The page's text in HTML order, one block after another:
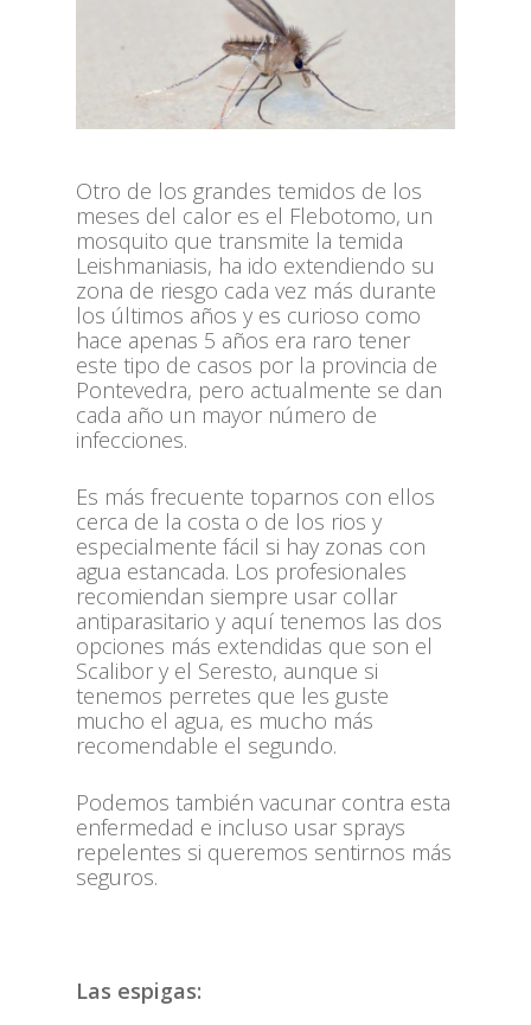
Otro de los grandes temidos de los
meses del calor es el Flebotomo, un
mosquito que transmite la temida
Leishmaniasis, ha ido extendiendo su
zona de riesgo cada vez más durante
los últimos años y es curioso como
hace apenas 5 años era raro tener
este tipo de casos por la provincia de
Pontevedra, pero actualmente se dan
cada año un mayor número de
infecciones.
Es más frecuente toparnos con ellos
cerca de la costa o de los rios y
especialmente fácil si hay zonas con
agua estancada. Los profesionales
recomiendan siempre usar collar
antiparasitario y aquí tenemos las dos
opciones más extendidas que son el
Scalibor y el Seresto, aunque si
tenemos perretes que les guste
mucho el agua, es mucho más
recomendable el segundo.
Podemos también vacunar contra esta
enfermedad e incluso usar sprays
repelentes si queremos sentirnos más
seguros.
Las espigas: